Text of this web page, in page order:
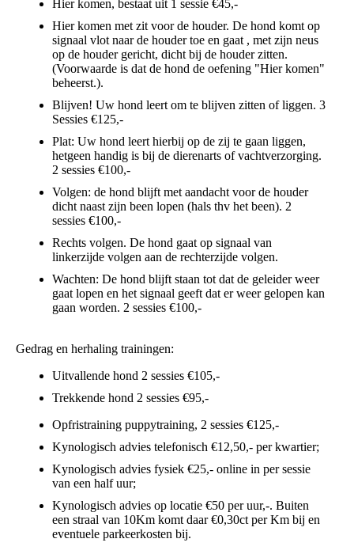
Hier komen, bestaat uit 1 sessie €45,-
Hier komen met zit voor de houder. De hond komt op
signaal vlot naar de houder toe en gaat , met zijn neus
op de houder gericht, dicht bij de houder zitten.
(Voorwaarde is dat de hond de oefening "Hier komen"
beheerst.).
Blijven! Uw hond leert om te blijven zitten of liggen. 3
Sessies €125,-
Plat: Uw hond leert hierbij op de zij te gaan liggen,
hetgeen handig is bij de dierenarts of vachtverzorging.
2 sessies €100,-
Volgen: de hond blijft met aandacht voor de houder
dicht naast zijn been lopen (hals thv het been). 2
sessies €100,-
Rechts volgen. De hond gaat op signaal van
linkerzijde volgen aan de rechterzijde volgen.
Wachten: De hond blijft staan tot dat de geleider weer
gaat lopen en het signaal geeft dat er weer gelopen kan
gaan worden. 2 sessies €100,-
Gedrag en herhaling trainingen:
Uitvallende hond 2 sessies €105,-
Trekkende hond 2 sessies €95,-
Opfristraining puppytraining, 2 sessies €125,-
Kynologisch advies telefonisch €12,50,- per kwartier;
Kynologisch advies fysiek €25,- online in per sessie
van een half uur;
Kynologisch advies op locatie €50 per uur,-. Buiten
een straal van 10Km komt daar €0,30ct per Km bij en
eventuele parkeerkosten bij.